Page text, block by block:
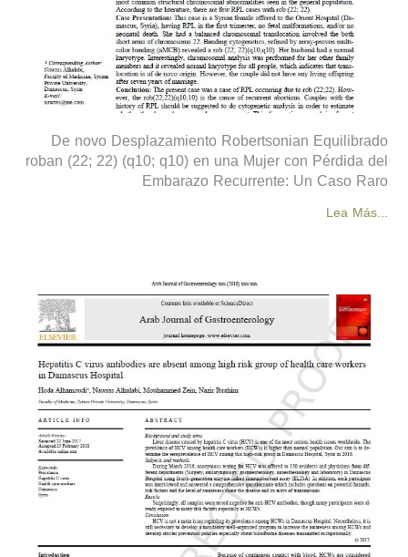
De novo Desplazamiento Robertsonian Equilibrado
roban (22; 22) (q10; q10) en una Mujer con Pérdida del
Embarazo Recurrente: Un Caso Raro
Lea Más...